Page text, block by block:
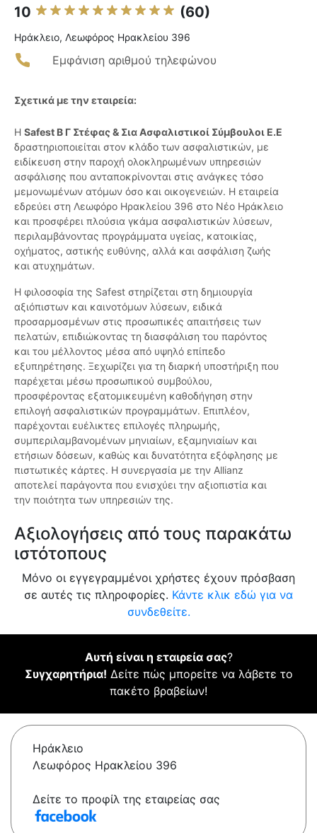
10 (60)
Ηράκλειο, Λεωφόρος Ηρακλείου 396
Εμφάνιση αριθμού τηλεφώνου
Σχετικά με την εταιρεία:
Η Safest Β Γ Στέφας & Σια Ασφαλιστικοί Σύμβουλοι Ε.Ε
δραστηριοποιείται στον κλάδο των ασφαλιστικών, με
ειδίκευση στην παροχή ολοκληρωμένων υπηρεσιών
ασφάλισης που ανταποκρίνονται στις ανάγκες τόσο
μεμονωμένων ατόμων όσο και οικογενειών. Η εταιρεία
εδρεύει στη Λεωφόρο Ηρακλείου 396 στο Νέο Ηράκλειο
και προσφέρει πλούσια γκάμα ασφαλιστικών λύσεων,
περιλαμβάνοντας προγράμματα υγείας, κατοικίας,
οχήματος, αστικής ευθύνης, αλλά και ασφάλιση ζωής
και ατυχημάτων.
Η φιλοσοφία της Safest στηρίζεται στη δημιουργία
αξιόπιστων και καινοτόμων λύσεων, ειδικά
προσαρμοσμένων στις προσωπικές απαιτήσεις των
πελατών, επιδιώκοντας τη διασφάλιση του παρόντος
και του μέλλοντος μέσα από υψηλό επίπεδο
εξυπηρέτησης. Ξεχωρίζει για τη διαρκή υποστήριξη που
παρέχεται μέσω προσωπικού συμβούλου,
προσφέροντας εξατομικευμένη καθοδήγηση στην
επιλογή ασφαλιστικών προγραμμάτων. Επιπλέον,
παρέχονται ευέλικτες επιλογές πληρωμής,
συμπεριλαμβανομένων μηνιαίων, εξαμηνιαίων και
ετήσιων δόσεων, καθώς και δυνατότητα εξόφλησης με
πιστωτικές κάρτες. Η συνεργασία με την Allianz
αποτελεί παράγοντα που ενισχύει την αξιοπιστία και
την ποιότητα των υπηρεσιών της.
Αξιολογήσεις από τους παρακάτω
ιστότοπους
Μόνο οι εγγεγραμμένοι χρήστες έχουν πρόσβαση
σε αυτές τις πληροφορίες. Κάντε κλικ εδώ για να
συνδεθείτε.
Αυτή είναι η εταιρεία σας?
Συγχαρητήρια! Δείτε πώς μπορείτε να λάβετε το
πακέτο βραβείων!
Ηράκλειο
Λεωφόρος Ηρακλείου 396
Δείτε το προφίλ της εταιρείας σας